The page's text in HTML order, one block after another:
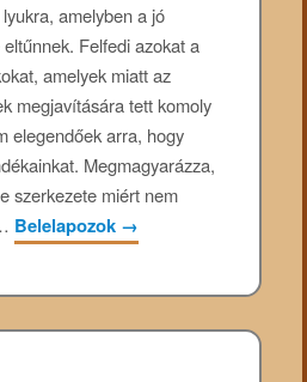
amelyben a jó
Felfedi azokat a
amelyek miatt az
megjavítására tett komoly
elegendőek arra, hogy
Megmagyarázza,
szerkezete miért nem
Belelapozok →